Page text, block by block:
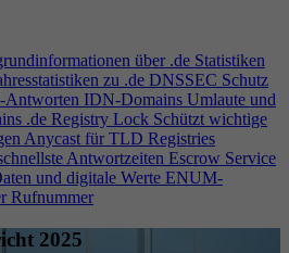
über .de Statistiken
zu .de DNSSEC Schutz
Antworten IDN-Domains Umlaute und
.de Registry Lock Schützt wichtige
Anycast für TLD Registries
Antwortzeiten Escrow Service
und digitale Werte ENUM-
Rufnummer
2025